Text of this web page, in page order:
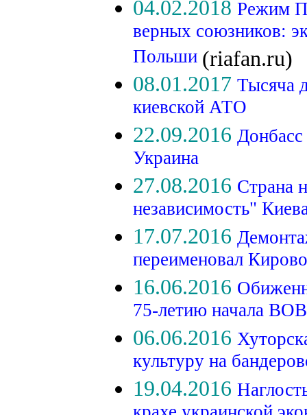
04.02.2018 Режим
верных союзников:
Польши (riafan.ru)
08.01.2017 Тысяча
киевской АТО
22.09.2016
Украина
27.08.2016 Страна
независимость"
17.07.2016
переименовал
16.06.2016
75-летию начала
06.06.2016
культуру на
19.04.2016